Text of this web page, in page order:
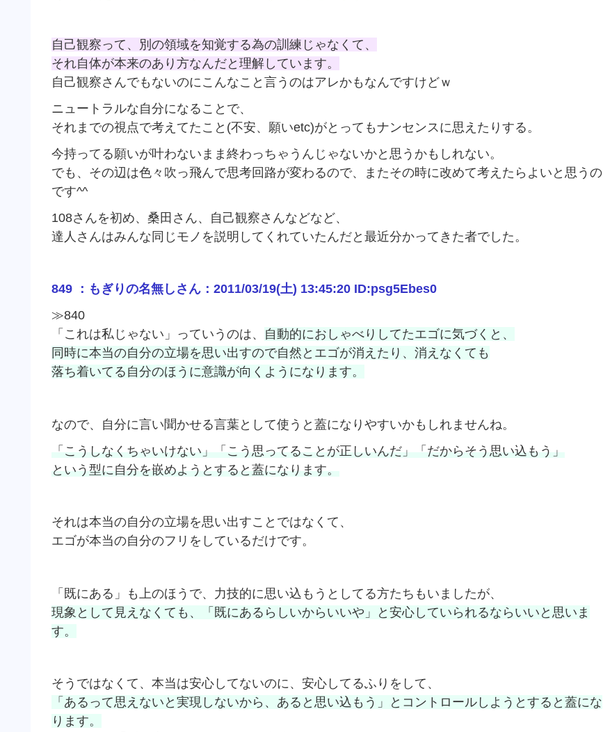
自己観察って、別の領域を知覚する為の訓練じゃなくて、
それ自体が本来のあり方なんだと理解しています。
自己観察さんでもないのにこんなこと言うのはアレかもなんですけどｗ
ニュートラルな自分になることで、
それまでの視点で考えてたこと(不安、願いetc)がとってもナンセンスに思えたりする。
今持ってる願いが叶わないまま終わっちゃうんじゃないかと思うかもしれない。
でも、その辺は色々吹っ飛んで思考回路が変わるので、またその時に改めて考えたらよいと思うの
です^^
108さんを初め、桑田さん、自己観察さんなどなど、
達人さんはみんな同じモノを説明してくれていたんだと最近分かってきた者でした。
849 ：もぎりの名無しさん：2011/03/19(土) 13:45:20 ID:psg5Ebes0
≫840
「これは私じゃない」っていうのは、 自動的におしゃべりしてたエゴに気づくと、
同時に本当の自分の立場を思い出すので自然とエゴが消えたり、消えなくても
落ち着いてる自分のほうに意識が向くようになります。
なので、自分に言い聞かせる言葉として使うと蓋になりやすいかもしれませんね。
「こうしなくちゃいけない」「こう思ってることが正しいんだ」「だからそう思い込もう」
という型に自分を嵌めようとすると蓋になります。
それは本当の自分の立場を思い出すことではなくて、
エゴが本当の自分のフリをしているだけです。
「既にある」も上のほうで、力技的に思い込もうとしてる方たちもいましたが、
現象として見えなくても、「既にあるらしいからいいや」と安心していられるならいいと思いま
す。
そうではなくて、本当は安心してないのに、安心してるふりをして、
「あるって思えないと実現しないから、あると思い込もう」とコントロールしようとすると蓋にな
ります。